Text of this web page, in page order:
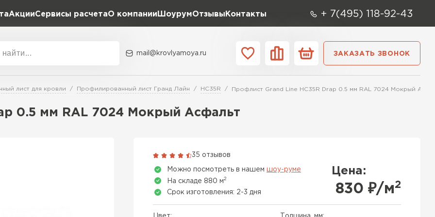
АкцииСервисы расчета
Расчет софитов для кровли
О компании ШоурумОтзывы Контакты + 7(495) 118-92-43
Тип товара Вид
mail@krovlyamoya.ru ЗАКАЗАТЬ ЗВОНОК
лист для кровли Профилированный лист Гранд Лайн HC35R Профлист Grand Line HC35R Drap 0.5 мм RAL 7024 Мокрый
0.5 мм RAL 7024 Мокрый Асфальт
35 отзывов
Можно посмотреть в нашем шоу-руме
На складе 880 м2
Срок изготовления: 2-3 дня
Цена:
830 ₽/м2
Контакты